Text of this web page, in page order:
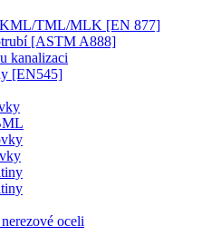
TML/MLK [EN 877]
[ASTM A888]
kanalizaci
[EN545]
oceli